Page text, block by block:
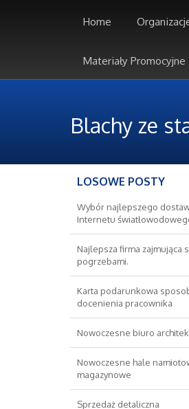
Home
Materiały Promocyjne
Blachy ze
LOSOWE POSTY
Wybór najlepszego
Internetu
Najlepsza firma zajmująca
pogrzebami.
Karta podarunkowa
docenienia pracownika
Nowoczesne biuro
Nowoczesne hale
magazynowe
Sprzedaż detaliczna